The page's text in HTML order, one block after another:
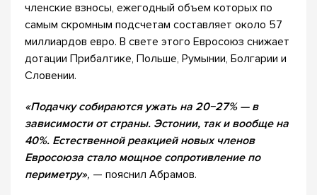
членские взносы, ежегодный объем которых по
самым скромным подсчетам составляет около 57
миллиардов евро. В свете этого Евросоюз снижает
дотации Прибалтике, Польше, Румынии, Болгарии и
Словении.
«Подачку собираются ужать на 20−27% — в
зависимости от страны. Эстонии, так и вообще на
40%. Естественной реакцией новых членов
Евросоюза стало мощное сопротивление по
периметру», — пояснил Абрамов.